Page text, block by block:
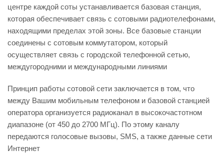
центре каждой соты устанавливается базовая станция,
которая обеспечивает связь с сотовыми радиотелефонами,
находящими пределах этой зоны. Все базовые станции
соединены с сотовым коммутатором, который
осуществляет связь с городской телефонной сетью,
междугородними и международными линиями
Принцип работы сотовой сети заключается в том, что
между Вашим мобильным телефоном и базовой станцией
оператора организуется радиоканал в высокочастотном
диапазоне (от 450 до 2700 МГц). По этому каналу
передаются голосовые вызовы, SMS, а также данные сети
Интернет